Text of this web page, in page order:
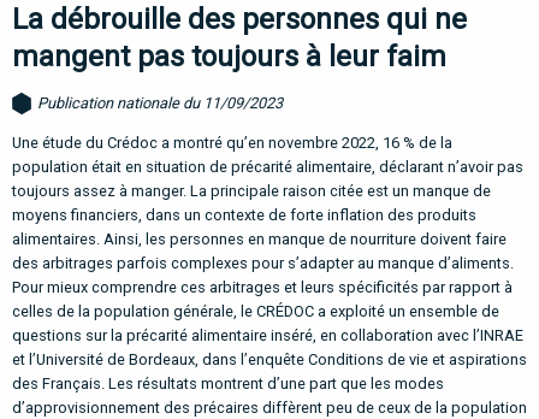
La débrouille des personnes qui ne
mangent pas toujours à leur faim
Publication nationale du 11/09/2023
Une étude du Crédoc a montré qu’en novembre 2022, 16 % de la
population était en situation de précarité alimentaire, déclarant n’avoir pas
toujours assez à manger. La principale raison citée est un manque de
moyens financiers, dans un contexte de forte inflation des produits
alimentaires. Ainsi, les personnes en manque de nourriture doivent faire
des arbitrages parfois complexes pour s’adapter au manque d’aliments.
Pour mieux comprendre ces arbitrages et leurs spécificités par rapport à
celles de la population générale, le CRÉDOC a exploité un ensemble de
questions sur la précarité alimentaire inséré, en collaboration avec l’INRAE
et l’Université de Bordeaux, dans l’enquête Conditions de vie et aspirations
des Français. Les résultats montrent d’une part que les modes
d’approvisionnement des précaires diffèrent peu de ceux de la population